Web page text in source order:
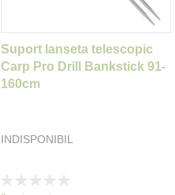
Suport lanseta telescopic
Carp Pro Drill Bankstick 91-
160cm
INDISPONIBIL